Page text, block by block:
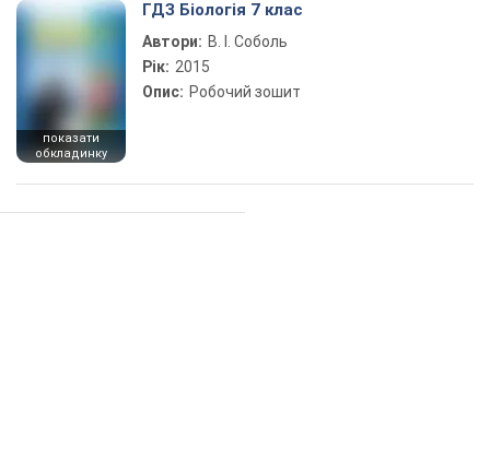
показати
обкладинку
ГДЗ Біологія 7 клас
Автори: В. І. Соболь
Рік: 2015
Опис: Робочий зошит